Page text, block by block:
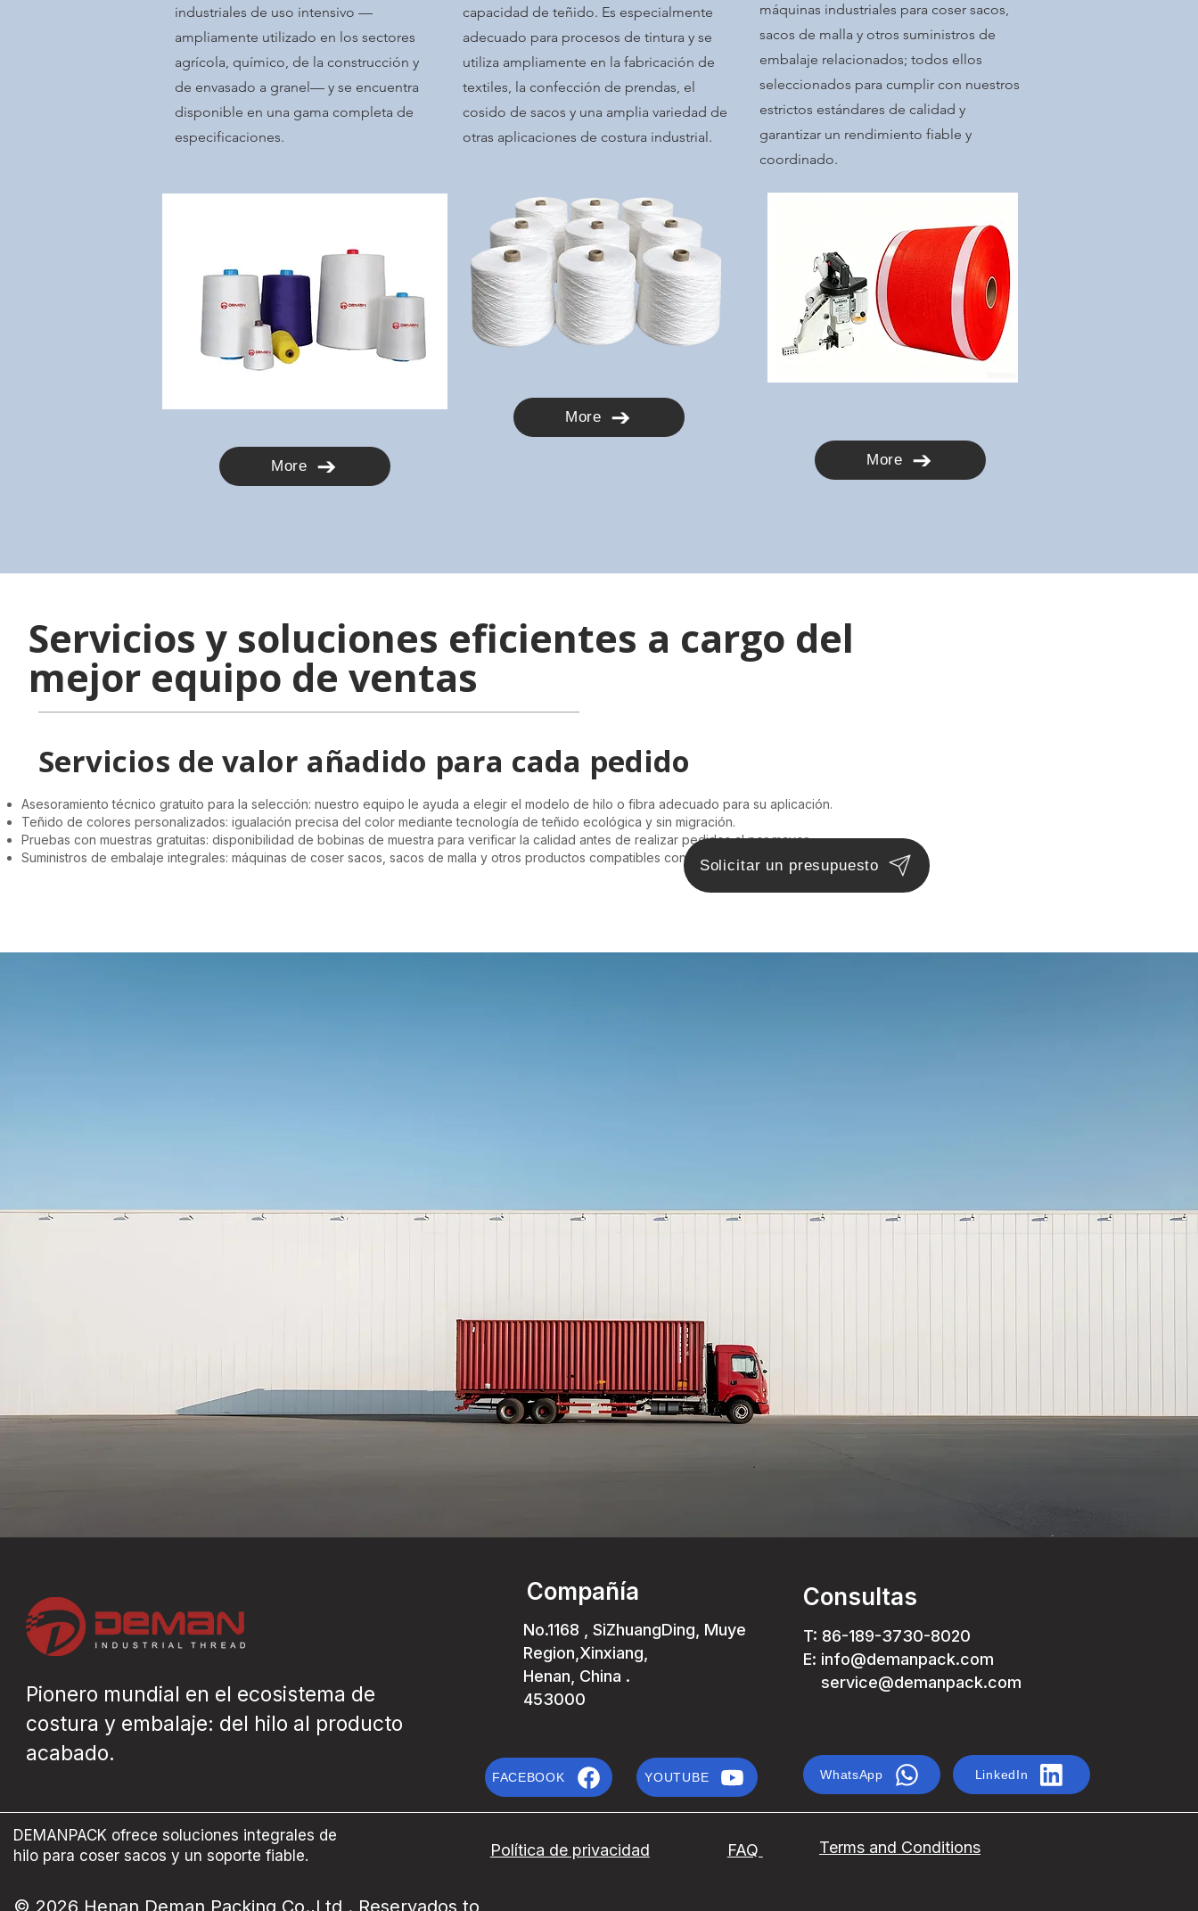
industriales de uso intensivo —
ampliamente utilizado en los sectores
agrícola, químico, de la construcción y
de envasado a granel— y se encuentra
disponible en una gama completa de
especificaciones.
More
capacidad de teñido. Es especialmente
adecuado para procesos de tintura y se
utiliza ampliamente en la fabricación de
textiles, la confección de prendas, el
cosido de sacos y una amplia variedad de
otras aplicaciones de costura industrial.
More
máquinas industriales para coser sacos,
sacos de malla y otros suministros de
embalaje relacionados; todos ellos
seleccionados para cumplir con nuestros
estrictos estándares de calidad y
garantizar un rendimiento fiable y
coordinado.
More
Servicios y soluciones eficientes a cargo del
mejor equipo de ventas
Asesoramiento técnico gratuito para la selección: nuestro equipo le ayuda a elegir el modelo de hilo o fibra adecuado para su aplicación.
Teñido de colores personalizados: igualación precisa del color mediante tecnología de teñido ecológica y sin migración.
Pruebas con muestras gratuitas: disponibilidad de bobinas de muestra para verificar la calidad antes de realizar pedidos al por mayor.
Suministros de embalaje integrales: máquinas de coser sacos, sacos de malla y otros productos compatibles con nuestros hilos.
Servicios de valor añadido para cada pedido
Solicitar un presupuesto
Pionero mundial en el ecosistema de
costura y embalaje: del hilo al producto
acabado.
DEMANPACK ofrece soluciones integrales de
hilo para coser sacos y un soporte fiable.
© 2026 Henan Deman Packing Co.,Ltd . Reservados todos los derechos
Compañía
No.1168 , SiZhuangDing, Muye
Region,Xinxiang,
Henan, China .
453000
FACEBOOK YOUTUBE
Política de privacidad FAQ
Consultas
T: 86-189-3730-8020
E: info@demanpack.com
service@demanpack.com
WhatsApp LinkedIn
Terms and Conditions